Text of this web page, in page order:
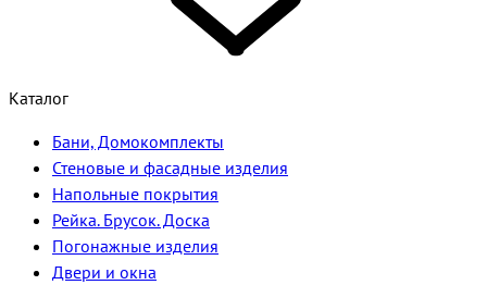
Каталог
Бани, Домокомплекты
Стеновые и фасадные изделия
Напольные покрытия
Рейка. Брусок. Доска
Погонажные изделия
Двери и окна